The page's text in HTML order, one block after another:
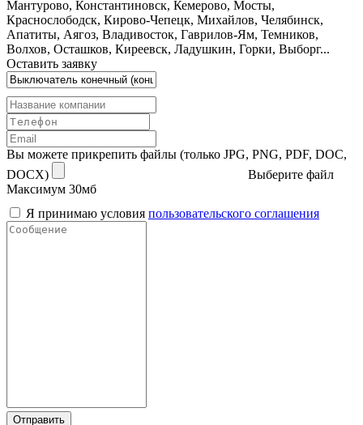
Мантурово, Константиновск, Кемерово, Мосты,
Краснослободск, Кирово-Чепецк, Михайлов, Челябинск,
Апатиты, Аягоз, Владивосток, Гаврилов-Ям, Темников,
Волхов, Осташков, Киреевск, Ладушкин, Горки, Выборг...
Оставить заявку
Вы можете прикрепить файлы (только JPG, PNG, PDF, DOC,
DOCX)
Выберите файл
Максимум 30мб
Я принимаю условия пользовательского соглашения
Отправить